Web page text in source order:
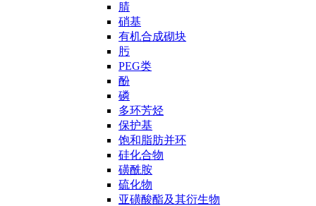
腈
硝基
有机合成砌块
肟
PEG类
酚
磷
多环芳烃
保护基
饱和脂肪并环
硅化合物
磺酰胺
硫化物
亚磺酸酯及其衍生物